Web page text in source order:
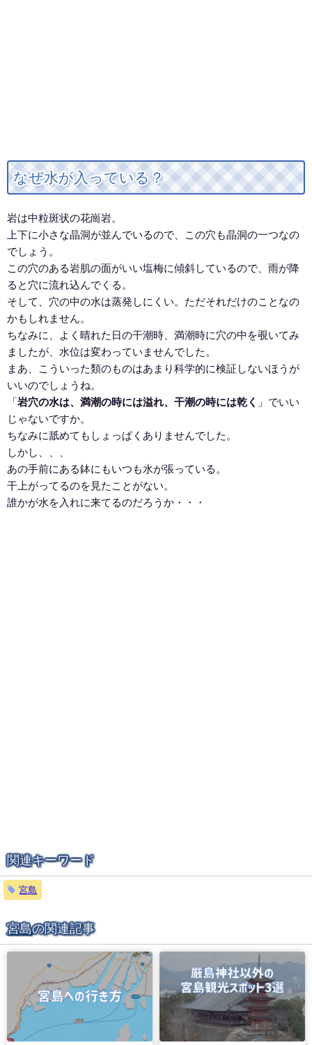
なぜ水が入っている？
岩は中粒斑状の花崗岩。
上下に小さな晶洞が並んでいるので、この穴も晶洞の一つなの
でしょう。
この穴のある岩肌の面がいい塩梅に傾斜しているので、雨が降
ると穴に流れ込んでくる。
そして、穴の中の水は蒸発しにくい。ただそれだけのことなの
かもしれません。
ちなみに、よく晴れた日の干潮時、満潮時に穴の中を覗いてみ
ましたが、水位は変わっていませんでした。
まあ、こういった類のものはあまり科学的に検証しないほうが
いいのでしょうね。
「岩穴の水は、満潮の時には溢れ、干潮の時には乾く 」でいい
じゃないですか。
ちなみに舐めてもしょっぱくありませんでした。
しかし、、、
あの手前にある鉢にもいつも水が張っている。
干上がってるのを見たことがない。
誰かが水を入れに来てるのだろうか・・・
関連キーワード
宮島
宮島の関連記事